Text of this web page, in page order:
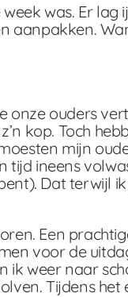
was. Er
aanpakken.
onze ouders
kop. Toch
mijn
ineens
Dat terwijl
Een
voor de
ik weer naar
Tijdens